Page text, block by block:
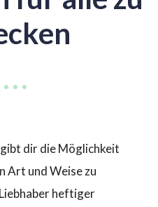
dir die Möglichkeit
Art und Weise zu
heftiger